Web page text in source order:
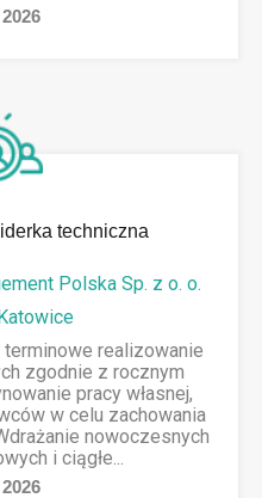
2026
techniczna
Polska Sp. z o. o.
terminowe realizowanie
zgodnie z rocznym
pracy własnej,
w celu zachowania
nowoczesnych
i ciągłe...
2026